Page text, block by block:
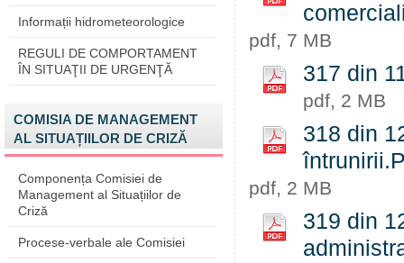
Informații hidrometeorologice
REGULI DE COMPORTAMENT
ÎN SITUAŢII DE URGENŢĂ
COMISIA DE MANAGEMENT
AL SITUAȚIILOR DE CRIZĂ
Componența Comisiei de
Management al Situațiilor de
Criză
Procese-verbale ale Comisiei
pdf, 7 MB
317 din
pdf, 2 MB
318 din
pdf, 2 MB
319 din